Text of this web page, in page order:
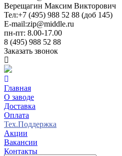
Верещагин Максим Викторович
Тел:+7 (495) 988 52 88 (доб 145)
E-mail:zip@middle.ru
пн-пт: 8.00-17.00
8 (495) 988 52 88
Заказать звонок
Главная
О заводе
Доставка
Оплата
Тех.Поддержка
Акции
Вакансии
Контакты